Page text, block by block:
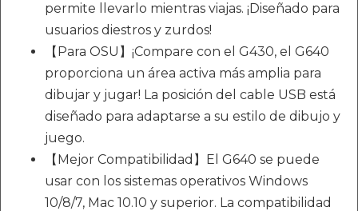
permite llevarlo mientras viajas. ¡Diseñado para
usuarios diestros y zurdos!
【Para OSU】¡Compare con el G430, el G640
proporciona un área activa más amplia para
dibujar y jugar! La posición del cable USB está
diseñado para adaptarse a su estilo de dibujo y
juego.
【Mejor Compatibilidad】El G640 se puede
usar con los sistemas operativos Windows
10/8/7, Mac 10.10 y superior. La compatibilidad